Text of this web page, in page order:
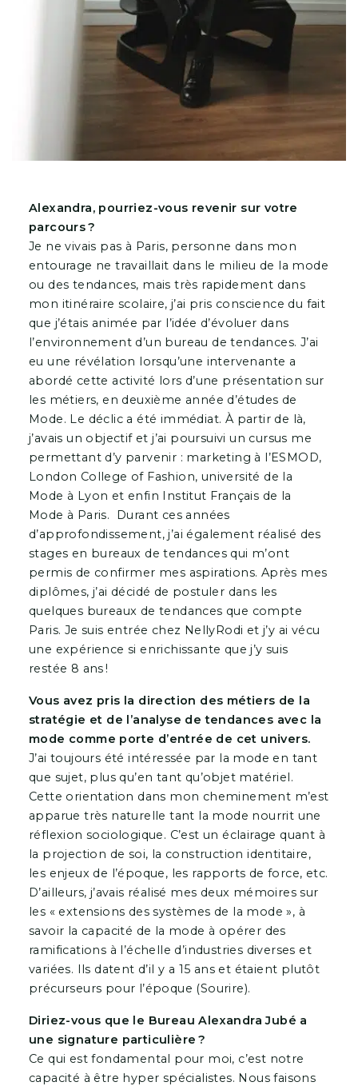
Alexandra, pourriez-vous revenir sur votre
parcours ?
Je ne vivais pas à Paris, personne dans mon
entourage ne travaillait dans le milieu de la mode
ou des tendances, mais très rapidement dans
mon itinéraire scolaire, j’ai pris conscience du fait
que j’étais animée par l’idée d’évoluer dans
l’environnement d’un bureau de tendances. J’ai
eu une révélation lorsqu’une intervenante a
abordé cette activité lors d’une présentation sur
les métiers, en deuxième année d’études de
Mode. Le déclic a été immédiat. À partir de là,
j’avais un objectif et j’ai poursuivi un cursus me
permettant d’y parvenir : marketing à l’ESMOD,
London College of Fashion, université de la
Mode à Lyon et enfin Institut Français de la
Mode à Paris. Durant ces années
d’approfondissement, j’ai également réalisé des
stages en bureaux de tendances qui m’ont
permis de confirmer mes aspirations. Après mes
diplômes, j’ai décidé de postuler dans les
quelques bureaux de tendances que compte
Paris. Je suis entrée chez NellyRodi et j’y ai vécu
une expérience si enrichissante que j’y suis
restée 8 ans !
Vous avez pris la direction des métiers de la
stratégie et de l’analyse de tendances avec la
mode comme porte d’entrée de cet univers.
J’ai toujours été intéressée par la mode en tant
que sujet, plus qu’en tant qu’objet matériel.
Cette orientation dans mon cheminement m’est
apparue très naturelle tant la mode nourrit une
réflexion sociologique. C’est un éclairage quant à
la projection de soi, la construction identitaire,
les enjeux de l’époque, les rapports de force, etc.
D’ailleurs, j’avais réalisé mes deux mémoires sur
les « extensions des systèmes de la mode », à
savoir la capacité de la mode à opérer des
ramifications à l’échelle d’industries diverses et
variées. Ils datent d’il y a 15 ans et étaient plutôt
précurseurs pour l’époque (Sourire).
Diriez-vous que le Bureau Alexandra Jubé a
une signature particulière ?
Ce qui est fondamental pour moi, c’est notre
capacité à être hyper spécialistes. Nous faisons